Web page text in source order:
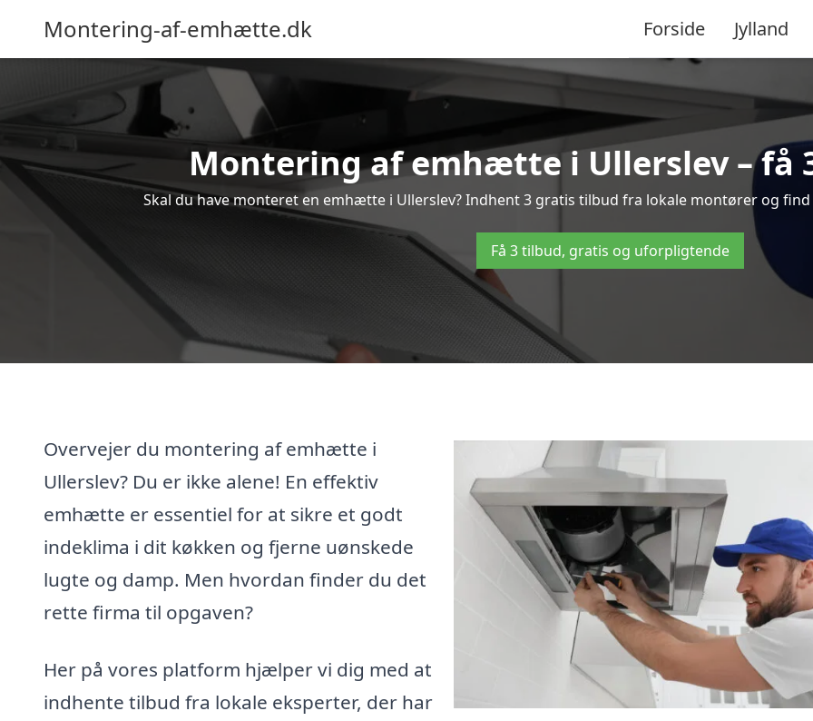
Montering-af-emhætte.dk Forside Jylland
Montering af emhætte i Ullerslev – få
Skal du have monteret en emhætte i Ullerslev? Indhent 3 gratis tilbud fra lokale montører og
Få 3 tilbud, gratis og uforpligtende
Overvejer du montering af emhætte i
Ullerslev? Du er ikke alene! En effektiv
emhætte er essentiel for at sikre et godt
indeklima i dit køkken og fjerne uønskede
lugte og damp. Men hvordan finder du det
rette firma til opgaven?
Her på vores platform hjælper vi dig med at
indhente tilbud fra lokale eksperter, der har